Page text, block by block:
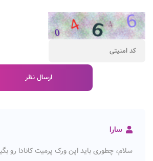
سارا
سلام، چطوری باید اپن ورک پرمیت کانادا رو